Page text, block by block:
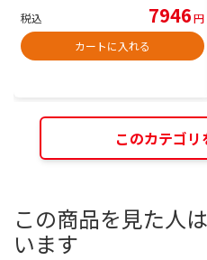
税込 7946円
カートに入れる
このカテゴ
この商品を見た人
います